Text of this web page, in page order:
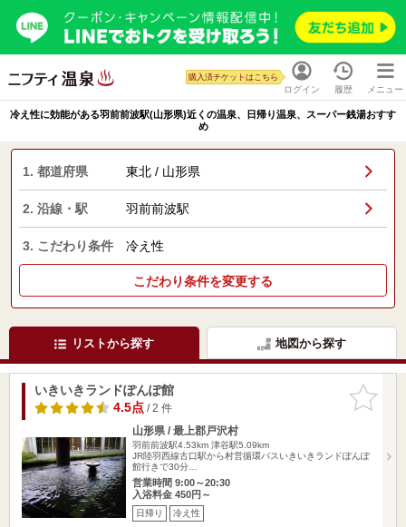
ログイン
購入済チケットはこちら
履歴 メニュー
冷え性に効能がある羽前前波駅(山形県)近くの温泉、日帰り温泉、スーパー銭湯おすす
め
1. 都道府県 東北 / 山形県
2. 沿線・駅 羽前前波駅
3. こだわり条件 冷え性
こだわり条件を変更する
リストから探す 地図から探す
お気に入
りに追加
いきいきランドぽんぽ館
4.5点/ 2 件
山形県 / 最上郡戸沢村
羽前前波駅4.53km 津谷駅5.09km
JR陸羽西線古口駅から村営循環バスいきいきランドぽんぽ
館行きで30分…
営業時間 9:00～20:30
入浴料金 450円～
日帰り 冷え性